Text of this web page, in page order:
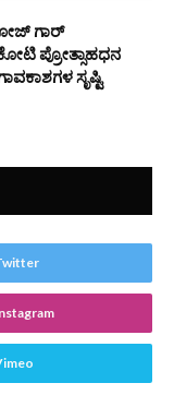
ಗಾರ್
ಪ್ರೋತ್ಸಾಹಧನ
ಸೃಷ್ಟಿ